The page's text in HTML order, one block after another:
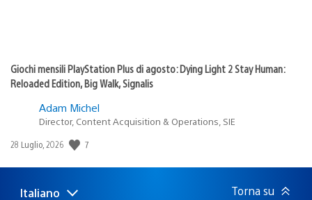
Giochi mensili PlayStation Plus di agosto: Dying Light 2 Stay Human:
Reloaded Edition, Big Walk, Signalis
Adam Michel
Director, Content Acquisition & Operations, SIE
Data
pubblicazione:
28 Luglio, 2026 7
Italiano Torna su